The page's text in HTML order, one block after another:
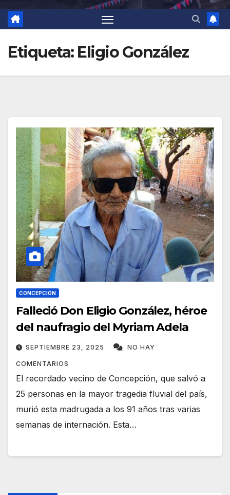
Etiqueta: Eligio González
CONCEPCIÓN
Falleció Don Eligio González, héroe
del naufragio del Myriam Adela
SEPTIEMBRE 23, 2025 NO HAY
COMENTARIOS
El recordado vecino de Concepción, que salvó a
25 personas en la mayor tragedia fluvial del país,
murió esta madrugada a los 91 años tras varias
semanas de internación. Esta…